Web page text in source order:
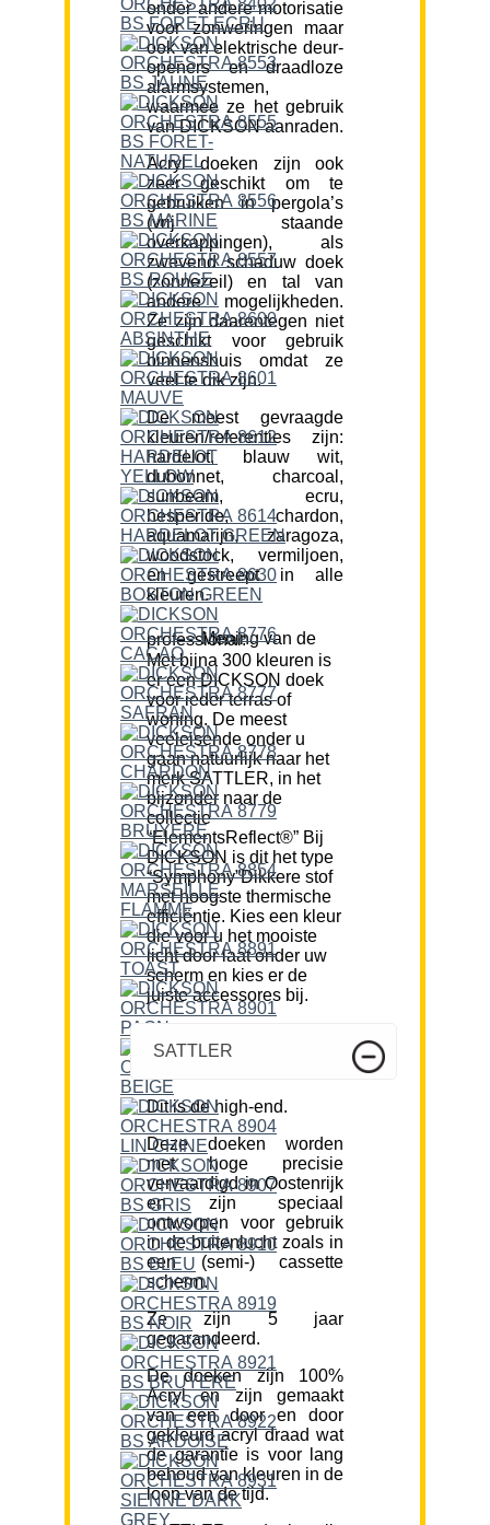
onder andere motorisatie
voor zonweringen maar
ook van elektrische deur-
openers en draadloze
alarmsystemen,
waarmee ze het gebruik
van DICKSON aanraden.
Acryl doeken zijn ook
zeer geschikt om te
gebruiken in pergola’s
(vrij staande
overkappingen), als
zwevend schaduw doek
(zonnezeil) en tal van
andere mogelijkheden.
Ze zijn daarentegen niet
geschikt voor gebruik
binnenshuis omdat ze
veel te dik zijn.
De meest gevraagde
kleuren/referenties zijn:
hardelot, blauw wit,
dubonnet, charcoal,
sunbeam, ecru,
hesperide, chardon,
aquamarijn, zaragoza,
woodstock, vermiljoen,
en gestreept in alle
kleuren.
Mening van de professional:
Met bijna 300 kleuren is
er een DICKSON doek
voor ieder terras of
woning. De meest
veeleisende onder u
gaan natuurlijk naar het
merk SATTLER, in het
bijzonder naar de
collectie
“ElementsReflect®” Bij
DICKSON is dit het type
“Symphony”Dikkere stof
met hoogste thermische
efficiëntie. Kies een kleur
die voor u het mooiste
licht door laat onder uw
scherm en kies er de
juiste accessores bij.
SATTLER
Dit is de high-end.
Deze doeken worden
met hoge precisie
vervaardigd in Oostenrijk
en zijn speciaal
ontworpen voor gebruik
in de buitenlucht zoals in
een (semi-) cassette
scherm.
Ze zijn 5 jaar
gegarandeerd.
De doeken zijn 100%
Acryl en zijn gemaakt
van een door en door
gekleurd acryl draad wat
de garantie is voor lang
behoud van kleuren in de
loop van de tijd.